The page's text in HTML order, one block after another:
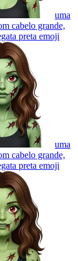
uma
cabelo grande,
preta emoji
uma
cabelo grande,
preta emoji